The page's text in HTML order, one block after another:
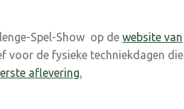
Spel-Show op de website van
voor de fysieke techniekdagen die
aflevering.